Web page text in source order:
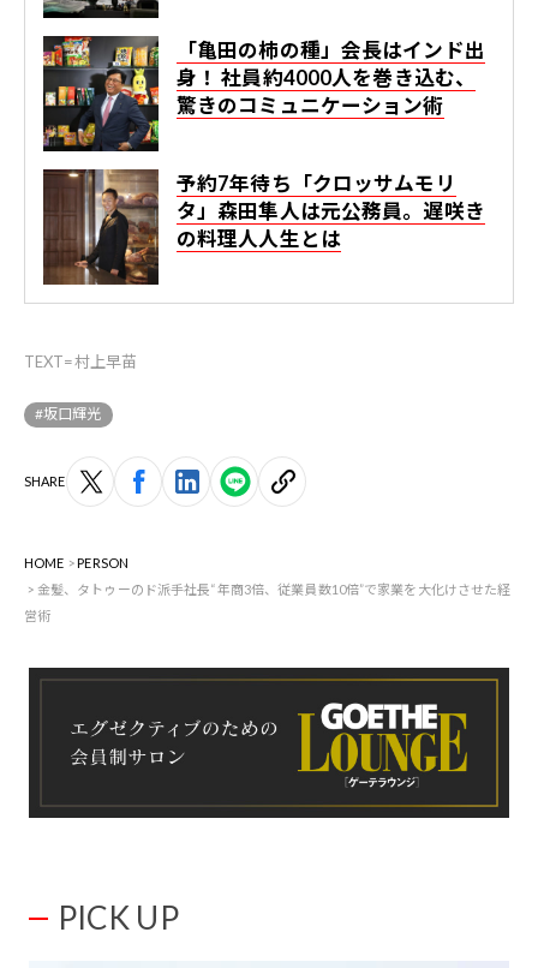
「亀田の柿の種」会長はインド出
身！ 社員約4000人を巻き込む、
驚きのコミュニケーション術
予約7年待ち「クロッサムモリ
タ」森田隼人は元公務員。遅咲き
の料理人人生とは
TEXT=村上早苗
#坂口輝光
SHARE
HOME
PERSON
金髪、タトゥーのド派手社長“年商3倍、従業員数10倍”で家業を大化けさせた経
営術
PICK UP